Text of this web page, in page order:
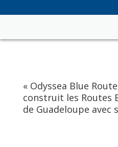
« Odyssea Blue
construit les Routes
de Guadeloupe avec